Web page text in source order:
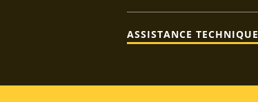
ASSISTANCE TECHNIQUE